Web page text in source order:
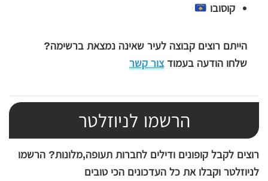
קוסובו
הייתם רוצים קבוצה לעיר שאינה נמצאת ברשימה?
שלחו הודעה בעמודצור קשר
הרשמו לניוזלטר
רוצים לקבל קופונים ודילים לחברות תעופה,מלונות? הרשמו
לניוזלטר וקבלו את כל העדכונים הכי טובים